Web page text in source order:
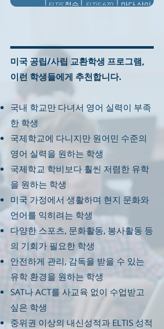
ELTiS 점수
ELTiS 670
마다 상이
미국 공립/사립 교환학생 프로그램,
이런 학생들에게 추천합니다.
국내 학교만 다녀서 영어 실력이 부족
한 학생
국제학교에 다니지만 원어민 수준의
영어 실력을 원하는 학생
국제학교 학비보다 훨씬 저렴한 유학
을 원하는 학생
미국 가정에서 생활하며 현지 문화와
언어를 익히려는 학생
다양한 스포츠, 문화활동, 봉사활동 등
의 기회가 필요한 학생
안전하게 관리, 감독을 받을 수 있는
유학 환경을 원하는 학생
SAT나 ACT를 사교육 없이 수업받고
싶은 학생
중위권 이상의 내신성적과 ELTIS 성적